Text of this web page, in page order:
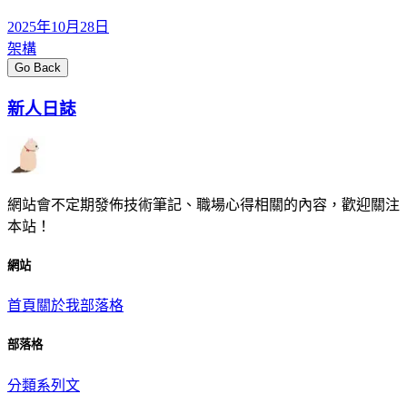
2025年10月28日
架構
Go Back
新人日誌
網站會不定期發佈技術筆記、職場心得相關的內容，歡迎關注
本站！
網站
首頁 關於我部落格
部落格
分類系列文